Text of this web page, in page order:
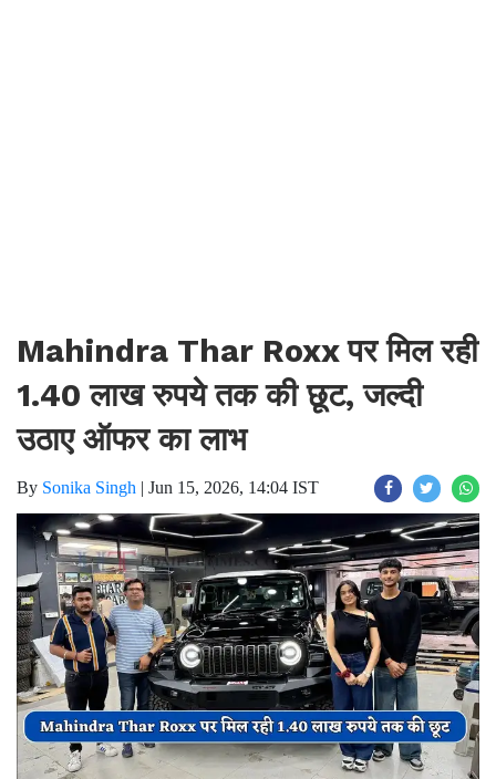
Mahindra Thar Roxx पर मिल रही
1.40 लाख रुपये तक की छूट, जल्दी
उठाए ऑफर का लाभ
By Sonika Singh | Jun 15, 2026, 14:04 IST